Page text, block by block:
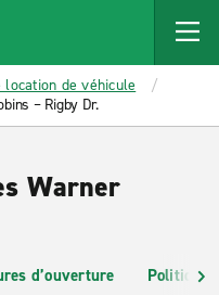
de véhicule
– Rigby Dr.
Warner
d’ouverture Politiques